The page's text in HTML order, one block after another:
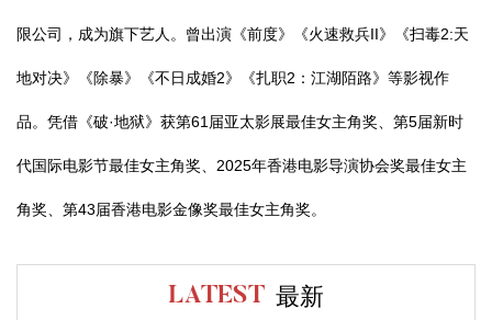
限公司，成为旗下艺人。曾出演《前度》《火速救兵II》《扫毒2:天
地对决》《除暴》《不日成婚2》《扎职2：江湖陌路》等影视作
品。凭借《破·地狱》获第61届亚太影展最佳女主角奖、第5届新时
代国际电影节最佳女主角奖、2025年香港电影导演协会奖最佳女主
角奖、第43届香港电影金像奖最佳女主角奖。
LATEST 最新